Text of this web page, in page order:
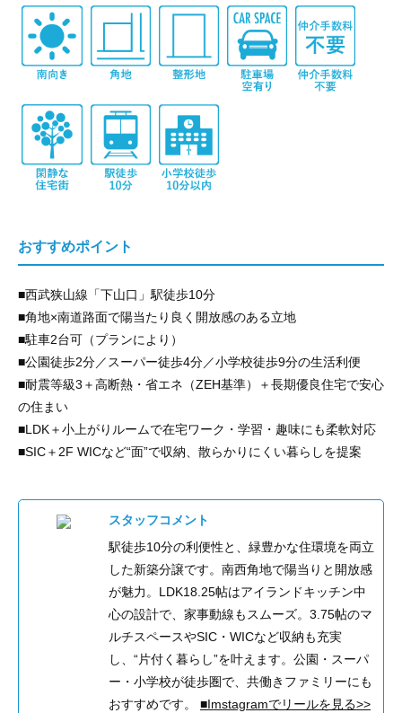
おすすめポイント
■西武狭山線「下山口」駅徒歩10分
■角地×南道路面で陽当たり良く開放感のある立地
■駐車2台可（プランにより）
■公園徒歩2分／スーパー徒歩4分／小学校徒歩9分の生活利便
■耐震等級3＋高断熱・省エネ（ZEH基準）＋長期優良住宅で安心
の住まい
■LDK＋小上がりルームで在宅ワーク・学習・趣味にも柔軟対応
■SIC＋2F WICなど“面”で収納、散らかりにくい暮らしを提案
スタッフコメント
駅徒歩10分の利便性と、緑豊かな住環境を両立
した新築分譲です。南西角地で陽当りと開放感
が魅力。LDK18.25帖はアイランドキッチン中
心の設計で、家事動線もスムーズ。3.75帖のマ
ルチスペースやSIC・WICなど収納も充実
し、“片付く暮らし”を叶えます。公園・スーパ
ー・小学校が徒歩圏で、共働きファミリーにも
おすすめです。 ■Imstagramでリールを見る>>